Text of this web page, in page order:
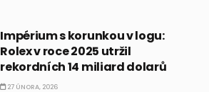
Impérium s korunkou v logu:
Rolex v roce 2025 utržil
rekordních 14 miliard dolarů
27 ÚNORA, 2026